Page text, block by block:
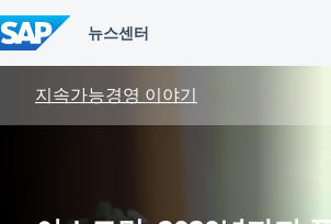
텐
츠
건
지속가능경영 이야기